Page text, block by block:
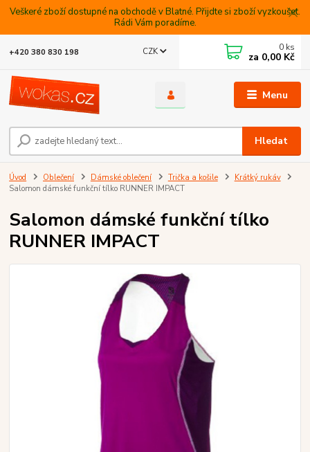
Veškeré zboží dostupné na obchodě v Blatné. Přijdte si zboží vyzkoušet.
Rádi Vám poradíme.
Menu
CZK
Hledat
+420 380 830 198 0 ks
za 0,00 Kč
Úvod Oblečení Dámské oblečení Trička a košile
Krátký rukáv
Salomon dámské funkční tílko RUNNER IMPACT
Salomon dámské funkční tílko
RUNNER IMPACT